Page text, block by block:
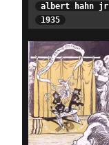
albert hahn jr
1935